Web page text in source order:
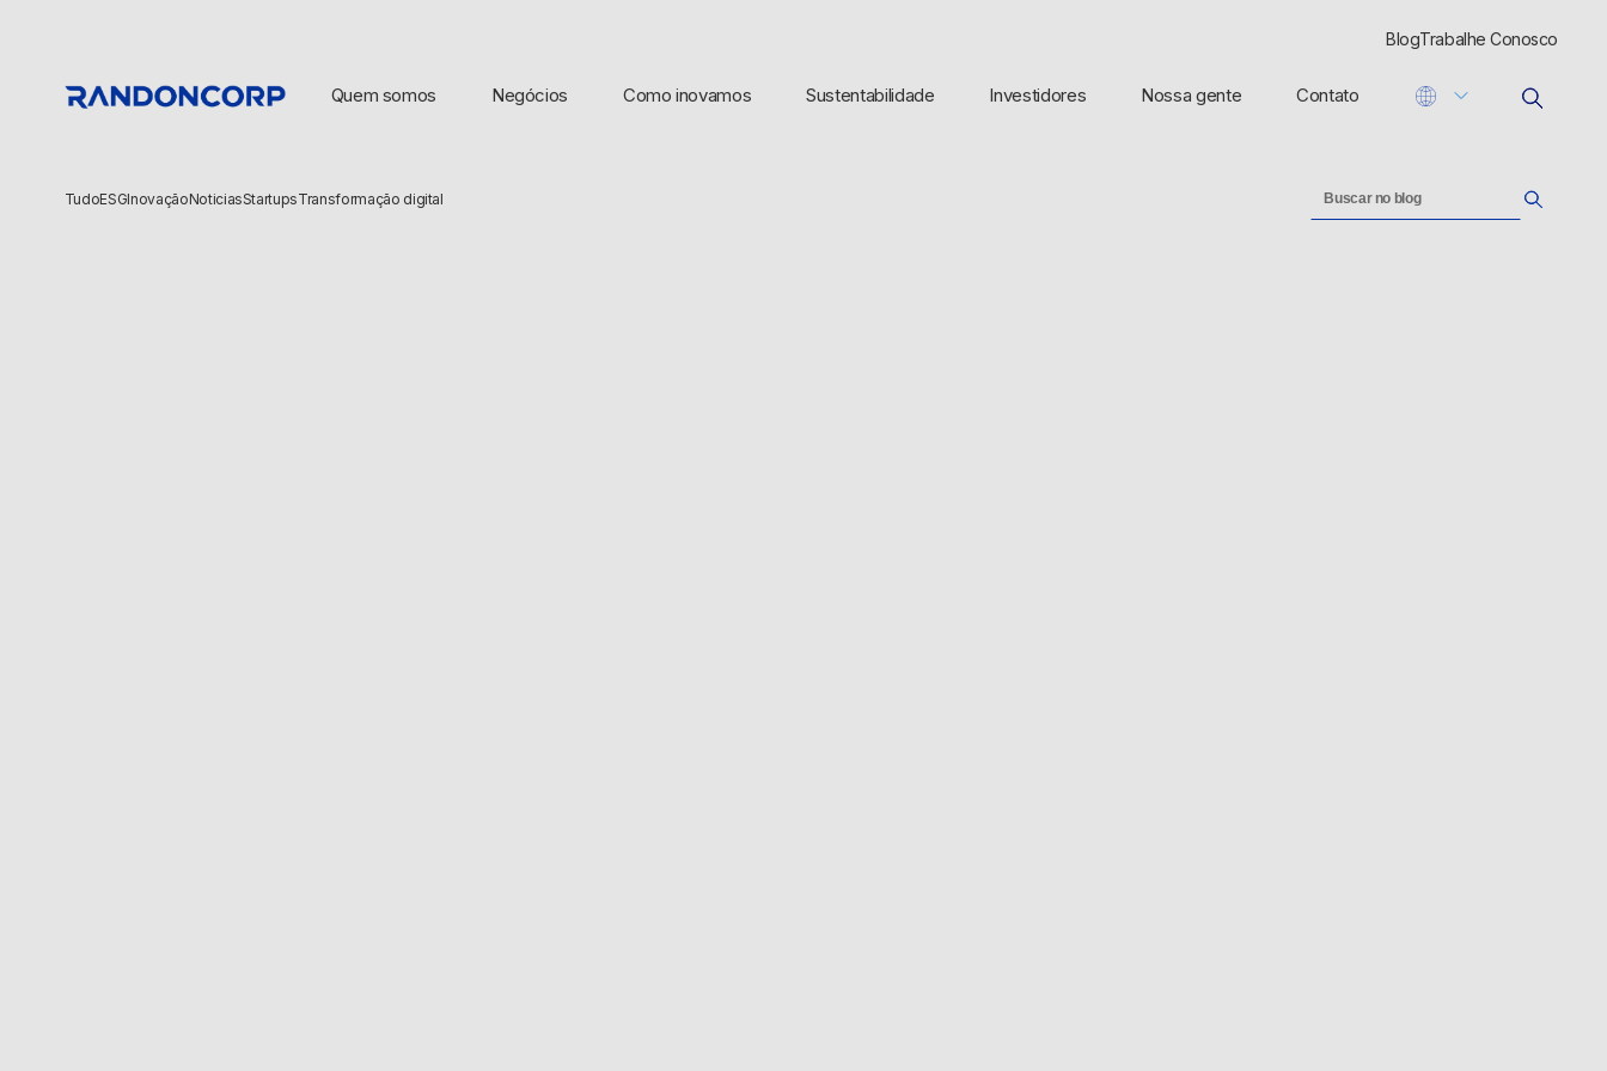
BlogTrabalhe Conosco
Quem somos Negócios Como inovamos Sustentabilidade Investidores Nossa gente Contato
TudoESGInovaçãoNoticiasStartupsTransformação digital